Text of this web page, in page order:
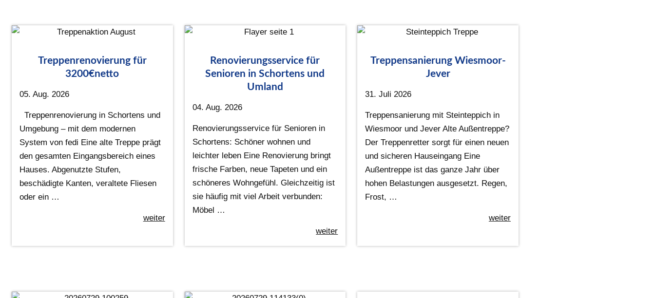
Treppenrenovierung für
3200€netto
05. Aug. 2026
Treppenrenovierung in Schortens und
Umgebung – mit dem modernen
System von fedi Eine alte Treppe prägt
den gesamten Eingangsbereich eines
Hauses. Abgenutzte Stufen,
beschädigte Kanten, veraltete Fliesen
oder ein …
weiter
Renovierungsservice für
Senioren in Schortens und
Umland
04. Aug. 2026
Renovierungsservice für Senioren in
Schortens: Schöner wohnen und
leichter leben Eine Renovierung bringt
frische Farben, neue Tapeten und ein
schöneres Wohngefühl. Gleichzeitig ist
sie häufig mit viel Arbeit verbunden:
Möbel …
weiter
Treppensanierung Wiesmoor-
Jever
31. Juli 2026
Treppensanierung mit Steinteppich in
Wiesmoor und Jever Alte Außentreppe?
Der Treppenretter sorgt für einen neuen
und sicheren Hauseingang Eine
Außentreppe ist das ganze Jahr über
hohen Belastungen ausgesetzt. Regen,
Frost, …
weiter